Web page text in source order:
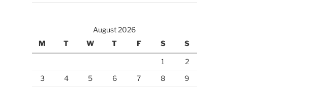
August 2026
M
T W T F S S
1
2
3
4 5 6 7 8
9